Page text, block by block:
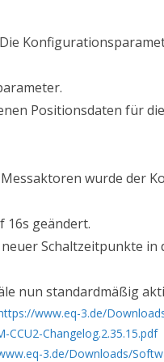
Positionsdaten für
Messaktoren wurde der
16s geändert.
Schaltzeitpunkte
nun standardmäßig
www.eq-3.de/
CCU2-Changelog.2.35.15.pdf
3.de/Downloads/